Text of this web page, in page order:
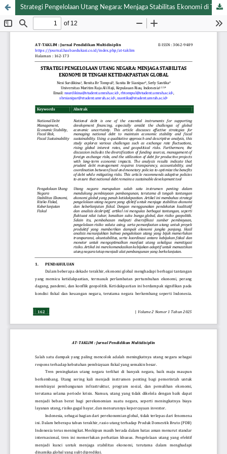
Strategi Pengelolaan Utang Negara: Menjaga Stabilitas Ekonomi di Tengah Ketidakpastian Global